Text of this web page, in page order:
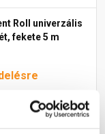
Roll univerzális
fekete 5 m